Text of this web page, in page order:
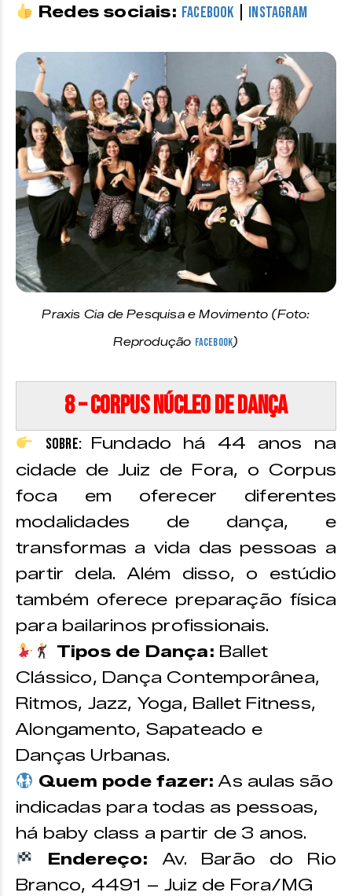
Redes sociais: Facebook Instagram
Praxis Cia de Pesquisa e Movimento (Foto:
Reprodução Facebook)
8 – Corpus Núcleo de Dança
Sobre: Fundado há 44 anos na
cidade de Juiz de Fora, o Corpus
foca em oferecer diferentes
modalidades de dança, e
transformas a vida das pessoas a
partir dela. Além disso, o estúdio
também oferece preparação física
para bailarinos profissionais.
Tipos de Dança: Ballet
Clássico, Dança Contemporânea,
Ritmos, Jazz, Yoga, Ballet Fitness,
Alongamento, Sapateado e
Danças Urbanas.
Quem pode fazer:As aulas são
indicadas para todas as pessoas,
há baby class a partir de 3 anos.
Endereço:Av. Barão do Rio
Branco, 4491 – Juiz de Fora/MG